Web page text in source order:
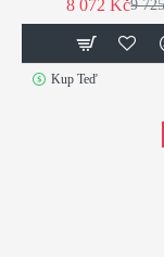
8 072 Kč9
Kup Teď